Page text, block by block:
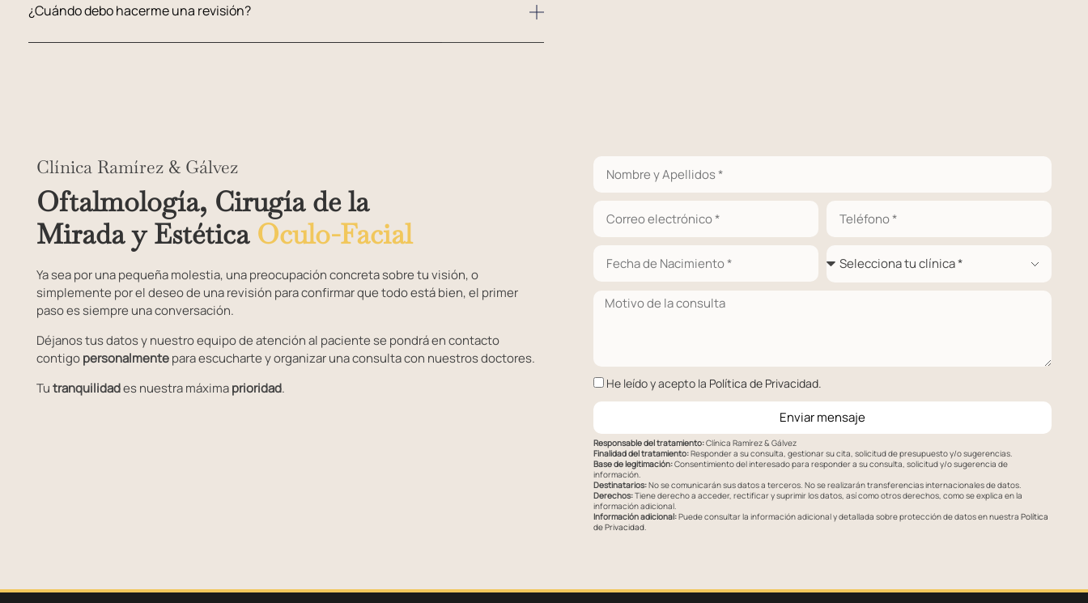
¿Cuándo debo hacerme una revisión?
Clínica Ramírez & Gálvez
Oftalmología, Cirugía de la
Mirada y Estética Oculo-Facial
Ya sea por una pequeña molestia, una preocupación concreta sobre tu visión, o
simplemente por el deseo de una revisión para confirmar que todo está bien, el primer
paso es siempre una conversación.
Déjanos tus datos y nuestro equipo de atención al paciente se pondrá en contacto
contigopersonalmentepara escucharte y organizar una consulta con nuestros doctores.
Tutranquilidades nuestra máximaprioridad. He leído y acepto la Política de Privacidad.
Enviar mensaje
Responsable del tratamiento:Clínica Ramírez & Gálvez
Finalidad del tratamiento:Responder a su consulta, gestionar su cita, solicitud de presupuesto y/o sugerencias.
Base de legitimación:Consentimiento del interesado para responder a su consulta, solicitud y/o sugerencia de
información.
Destinatarios:No se comunicarán sus datos a terceros. No se realizarán transferencias internacionales de datos.
Derechos:Tiene derecho a acceder, rectificar y suprimir los datos, así como otros derechos, como se explica en la
información adicional.
Información adicional:Puede consultar la información adicional y detallada sobre protección de datos en nuestra Política
de Privacidad.